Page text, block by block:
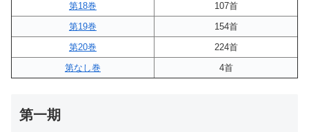
第18巻
107首
第19巻
154首
第20巻
224首
第なし巻
4首
第一期